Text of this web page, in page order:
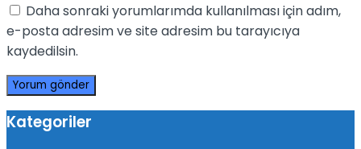
Daha sonraki yorumlarımda kullanılması için adım,
e-posta adresim ve site adresim bu tarayıcıya
kaydedilsin.
Kategoriler